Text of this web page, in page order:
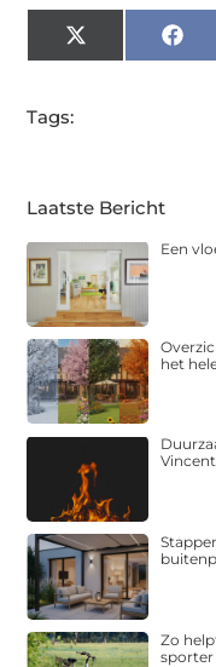
X
(Twitter)
Tags:
Laatste Bericht
Een
het
Vincent
Zo
sporter